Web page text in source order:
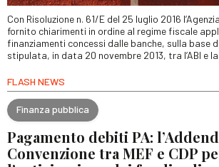
Con Risoluzione n. 61/E del 25 luglio 2016
fornito chiarimenti in ordine al regime fiscale
finanziamenti concessi dalle banche, sulla base
stipulata, in data 20 novembre 2013, tra l’ABI e
FLASH NEWS
Finanza pubblica
Pagamento debiti PA:
Convenzione tra MEF e CDP